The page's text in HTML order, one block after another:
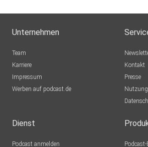
Unternehmen
Team
Karriere
Impressum
Werben auf podcast.de
Kontakt
Presse
Dienst
Podcast anmelden